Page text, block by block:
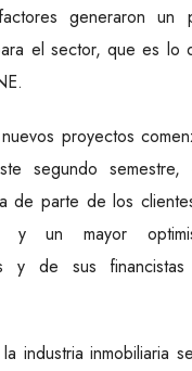
generaron un
el sector, que es lo
proyectos
segundo semestre,
de parte de los
y un mayor
y de sus
industria inmobiliaria